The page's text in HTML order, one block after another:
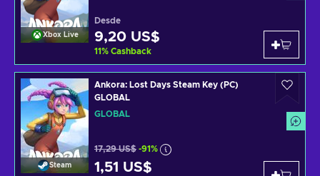
Xbox Live
Desde
9,20 US$
11% Cashback
Steam
Ankora: Lost Days Steam Key (PC)
GLOBAL
GLOBAL
17,29 US$ -91%
1,51 US$